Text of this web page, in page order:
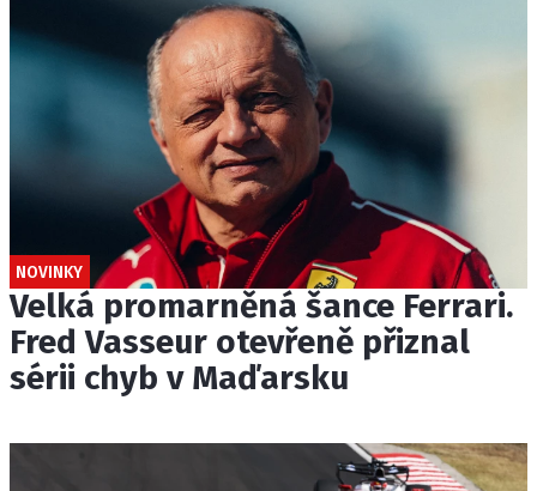
NOVINKY
Velká promarněná šance Ferrari.
Fred Vasseur otevřeně přiznal
sérii chyb v Maďarsku